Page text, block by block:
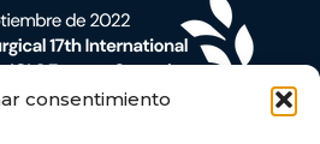
consentimiento